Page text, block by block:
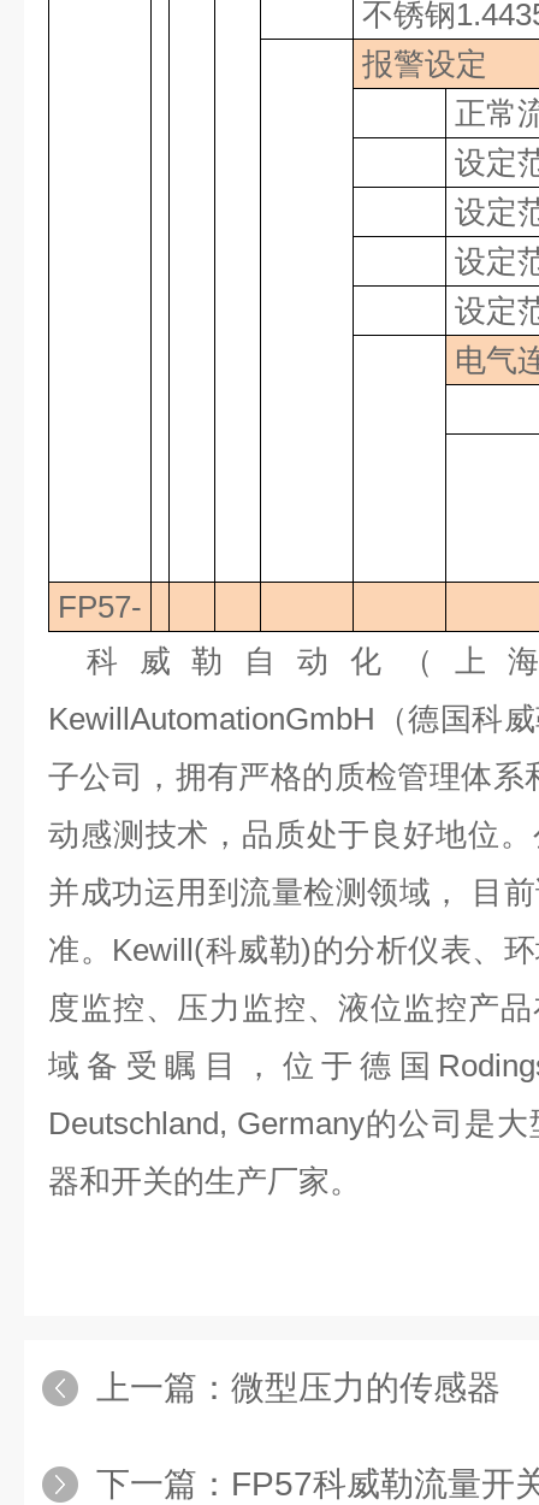
不锈钢
报警设定
正常
设定
设定
设定
设定
电气
FP57-
科威勒自动化（上
KewillAutomationGmbH（德国科
子公司，拥有严格的质检管理体系
动感测技术，品质处于良好地位
并成功运用到流量检测领域， 目
准。Kewill(科威勒)的分析仪表、
度监控、压力监控、液位监控产
域备受瞩目，位于德国
Deutschland, Germany的公司是
器和开关的生产厂家。
上一篇： 微型压力的传感器
下一篇： FP57科威勒流量开